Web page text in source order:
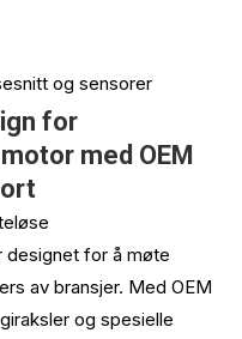
og sensorer
for
med OEM
designet for å møte
av bransjer. Med OEM
og spesielle